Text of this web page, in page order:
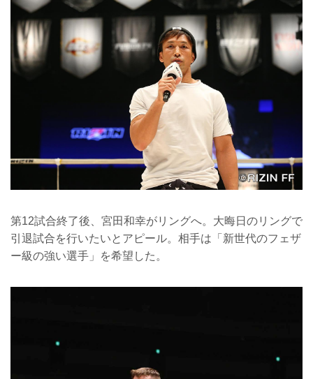
第12試合終了後、宮田和幸がリングへ。大晦日のリングで
引退試合を行いたいとアピール。相手は「新世代のフェザ
ー級の強い選手」を希望した。